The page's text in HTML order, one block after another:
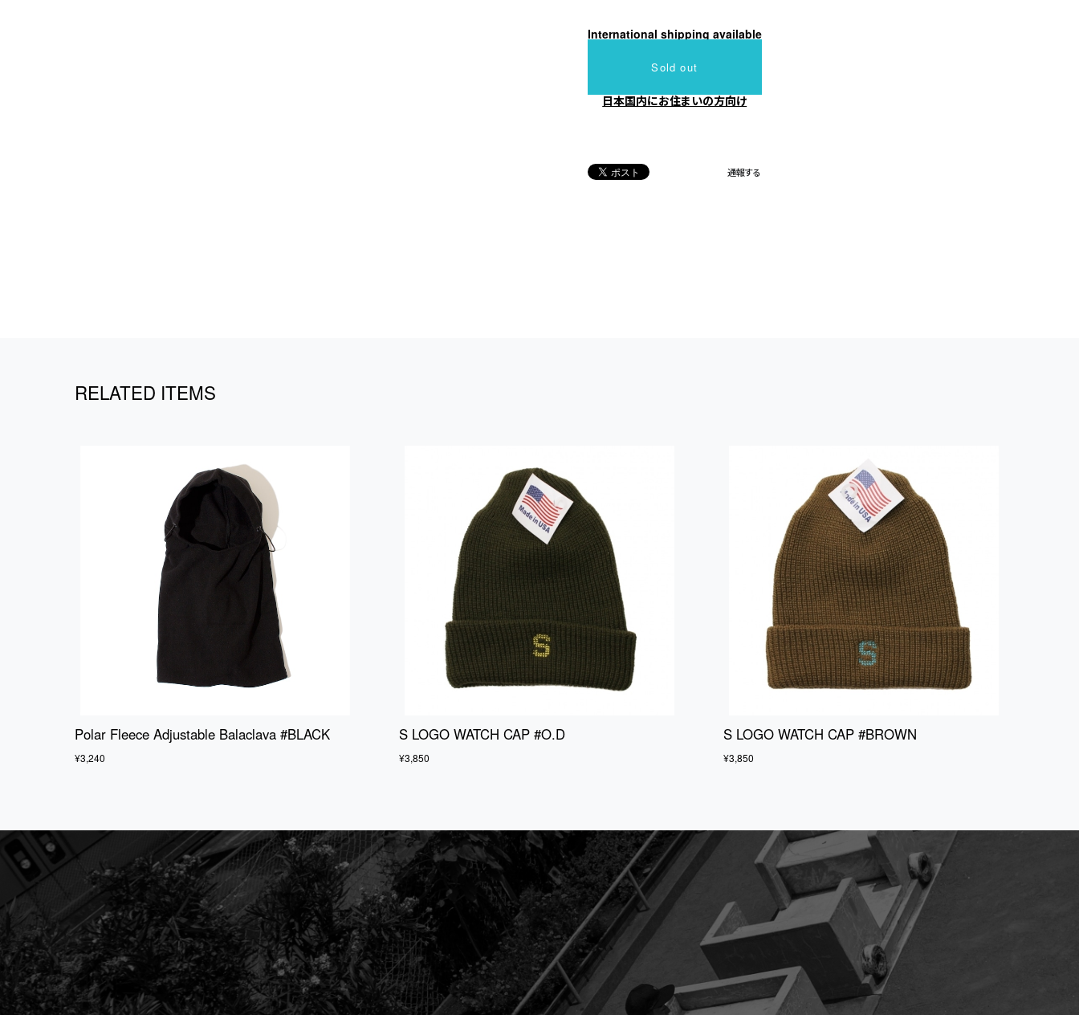
International shipping available
Sold out
日本国内にお住まいの方向け
通報する
RELATED ITEMS
Polar Fleece Adjustable Balaclava #BLACK
¥3,240
S LOGO WATCH CAP #O.D
¥3,850
S LOGO WATCH CAP #BROWN
¥3,850